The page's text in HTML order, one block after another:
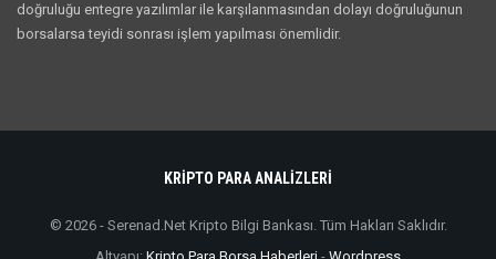
doğruluğu entegre yazılımlar ile karşılanmasından dolayı doğruluğunun
borsalarsa teyidi sonrası işlem yapılması önemlidir.
KRİPTO PARA ANALİZLERİ
© 2026 - Serenad.Net Kripto Bilgi Bankası. Tüm Hakları Saklıdır.